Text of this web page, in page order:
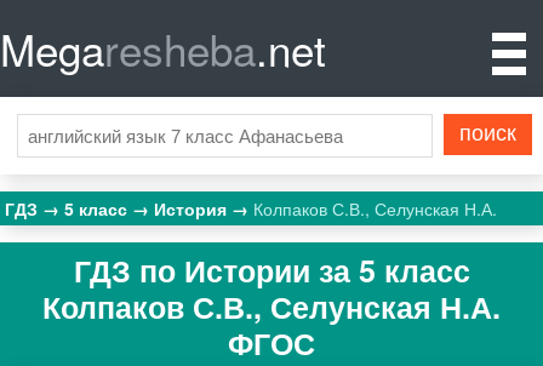
Megaresheba.net
ГДЗ 5 класс История Колпаков С.В., Селунская Н.А.
ГДЗ по Истории за 5 класс
Колпаков С.В., Селунская Н.А.
ФГОС